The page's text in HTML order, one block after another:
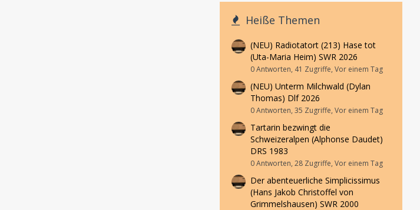
Heiße Themen
(NEU) Radiotatort (213) Hase tot
(Uta-Maria Heim) SWR 2026
0 Antworten, 41 Zugriffe, Vor einem Tag
(NEU) Unterm Milchwald (Dylan
Thomas) Dlf 2026
0 Antworten, 35 Zugriffe, Vor einem Tag
Tartarin bezwingt die
Schweizeralpen (Alphonse Daudet)
DRS 1983
0 Antworten, 28 Zugriffe, Vor einem Tag
Der abenteuerliche Simplicissimus
(Hans Jakob Christoffel von
Grimmelshausen) SWR 2000